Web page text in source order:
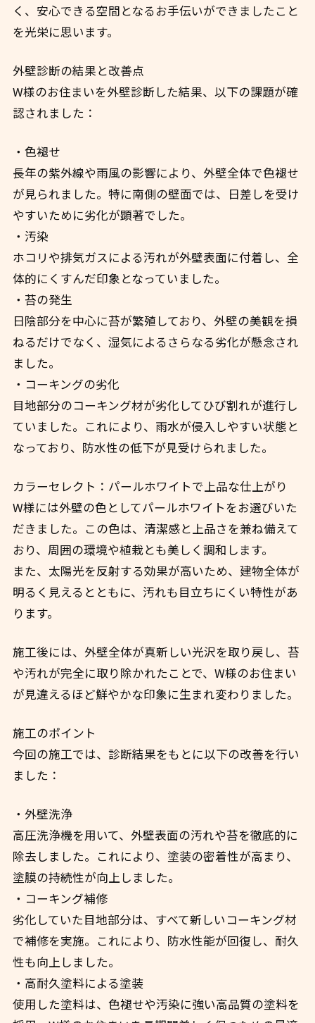
く、安心できる空間となるお手伝いができましたこと
を光栄に思います。
外壁診断の結果と改善点
W様のお住まいを外壁診断した結果、以下の課題が確
認されました：
・色褪せ
長年の紫外線や雨風の影響により、外壁全体で色褪せ
が見られました。特に南側の壁面では、日差しを受け
やすいために劣化が顕著でした。
・汚染
ホコリや排気ガスによる汚れが外壁表面に付着し、全
体的にくすんだ印象となっていました。
・苔の発生
日陰部分を中心に苔が繁殖しており、外壁の美観を損
ねるだけでなく、湿気によるさらなる劣化が懸念され
ました。
・コーキングの劣化
目地部分のコーキング材が劣化してひび割れが進行し
ていました。これにより、雨水が侵入しやすい状態と
なっており、防水性の低下が見受けられました。
カラーセレクト：パールホワイトで上品な仕上がり
W様には外壁の色としてパールホワイトをお選びいた
だきました。この色は、清潔感と上品さを兼ね備えて
おり、周囲の環境や植栽とも美しく調和します。
また、太陽光を反射する効果が高いため、建物全体が
明るく見えるとともに、汚れも目立ちにくい特性があ
ります。
施工後には、外壁全体が真新しい光沢を取り戻し、苔
や汚れが完全に取り除かれたことで、W様のお住まい
が見違えるほど鮮やかな印象に生まれ変わりました。
施工のポイント
今回の施工では、診断結果をもとに以下の改善を行い
ました：
・外壁洗浄
高圧洗浄機を用いて、外壁表面の汚れや苔を徹底的に
除去しました。これにより、塗装の密着性が高まり、
塗膜の持続性が向上しました。
・コーキング補修
劣化していた目地部分は、すべて新しいコーキング材
で補修を実施。これにより、防水性能が回復し、耐久
性も向上しました。
・高耐久塗料による塗装
使用した塗料は、色褪せや汚染に強い高品質の塗料を